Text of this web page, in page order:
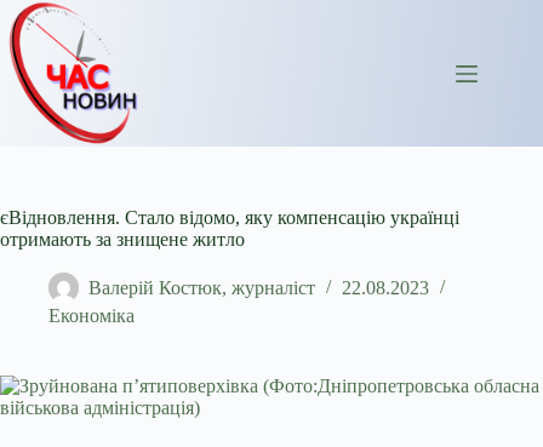
Перейти
до
вмісту
єВідновлення. Стало відомо, яку компенсацію українці
отримають за знищене житло
Валерій Костюк, журналіст
22.08.2023
Економіка